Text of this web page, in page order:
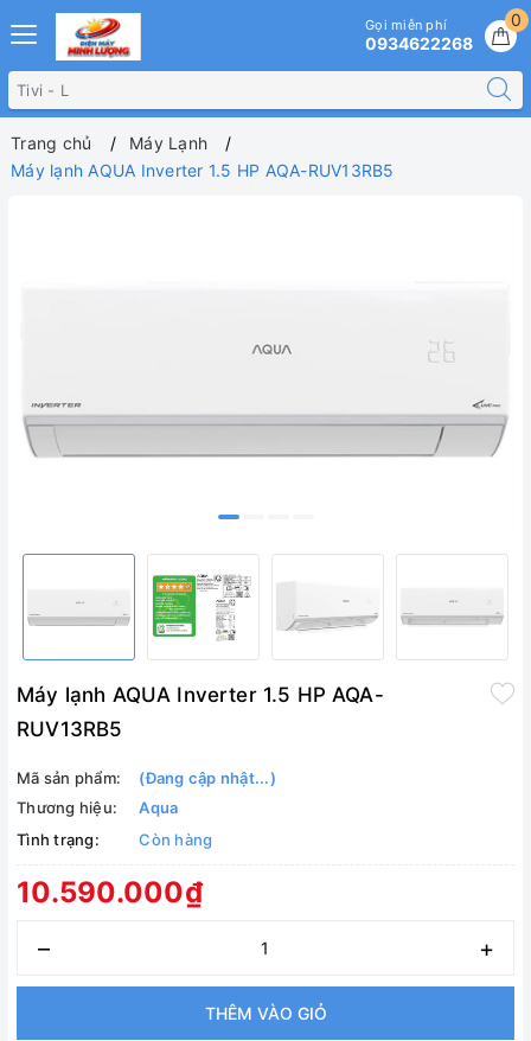
0
Gọi miễn phí
0934622268
Trang chủ
Máy Lạnh
Máy lạnh AQUA Inverter 1.5 HP AQA-RUV13RB5
Máy lạnh AQUA Inverter 1.5 HP AQA-
RUV13RB5
Mã sản phẩm:
(Đang cập nhật...)
Thương hiệu:
Aqua
Tình trạng:
Còn hàng
10.590.000₫
– +
THÊM VÀO GIỎ